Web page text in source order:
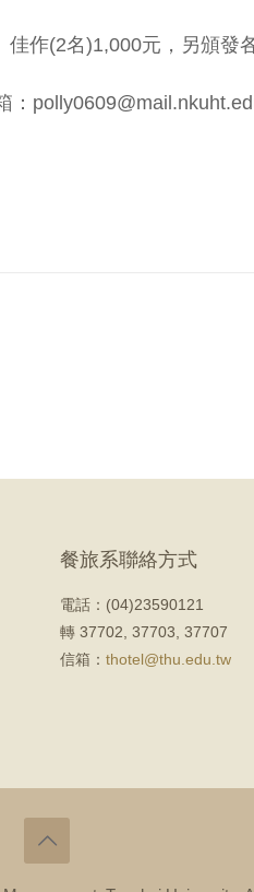
作(2名)1,000元，另頒發
餐旅系聯絡方式
電話：(04)23590121
轉 37702, 37703, 37707
信箱： thotel@thu.edu.tw